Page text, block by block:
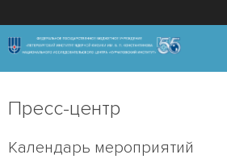
Пресс-центр
Календарь мероприятий